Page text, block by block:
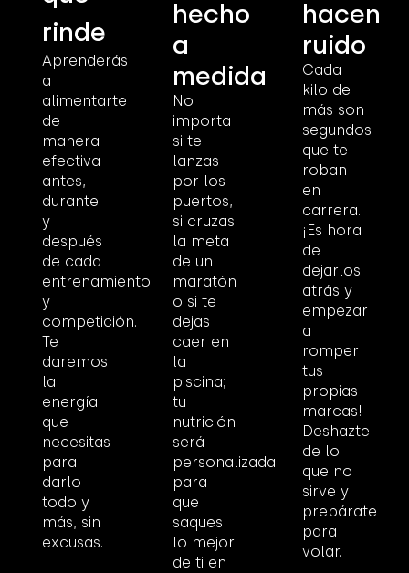
rinde
Aprenderás
a
alimentarte
de
manera
efectiva
antes,
durante
y
después
de cada
entrenamiento
y
competición.
Te
daremos
la
energía
que
necesitas
para
darlo
todo y
más, sin
excusas.
hecho
a
medida
No
importa
si te
lanzas
por los
puertos,
si cruzas
la meta
de un
maratón
o si te
dejas
caer en
la
piscina;
tu
nutrición
será
personalizada
para
que
saques
lo mejor
de ti en
hacen
ruido
Cada
kilo de
más son
segundos
que te
roban
en
carrera.
¡Es hora
de
dejarlos
atrás y
empezar
a
romper
tus
propias
marcas!
Deshazte
de lo
que no
sirve y
prepárate
para
volar.